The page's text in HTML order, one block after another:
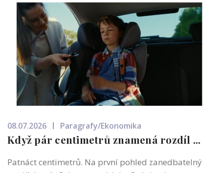
08.07.2026 Paragrafy/Ekonomika
Když pár centimetrů znamená rozdíl ...
Patnáct centimetrů. Na první pohled zanedbatelný